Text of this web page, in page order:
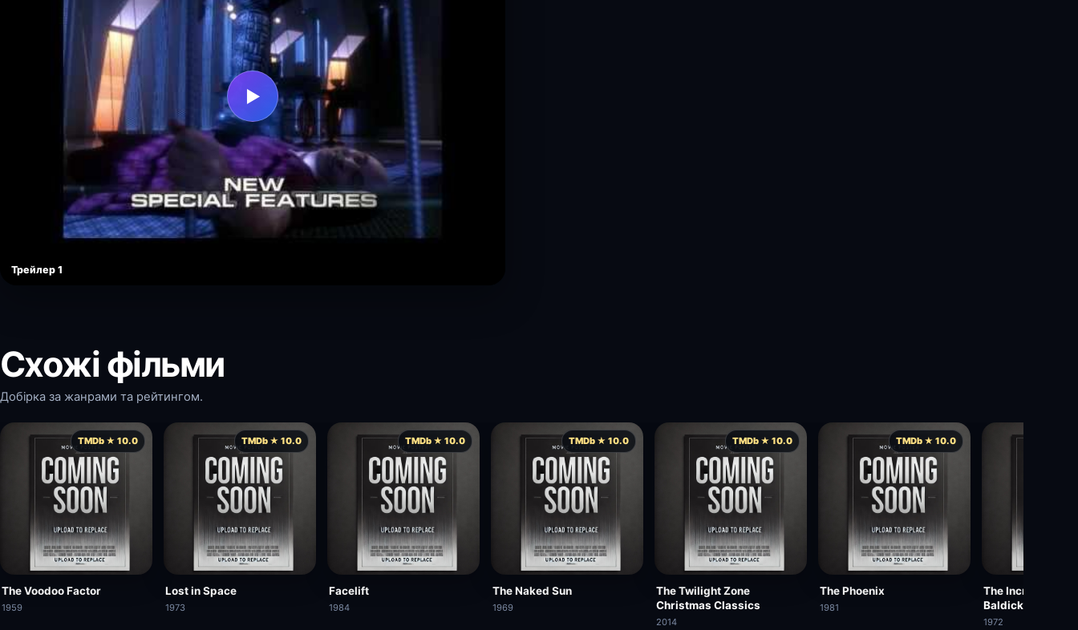
▶
Трейлер 1
Схожі фільми
Добірка за жанрами та рейтингом.
TMDb ★ 10.0
The Voodoo Factor
1959
TMDb ★ 10.0
Lost in Space
1973
TMDb ★ 10.0
Facelift
1984
TMDb ★ 10.0
The Naked Sun
1969
TMDb ★ 10.0
The Twilight Zone
Christmas Classics
2014
TMDb ★ 10.0
The Phoenix
1981
The Incredible
Baldick: Never
1972